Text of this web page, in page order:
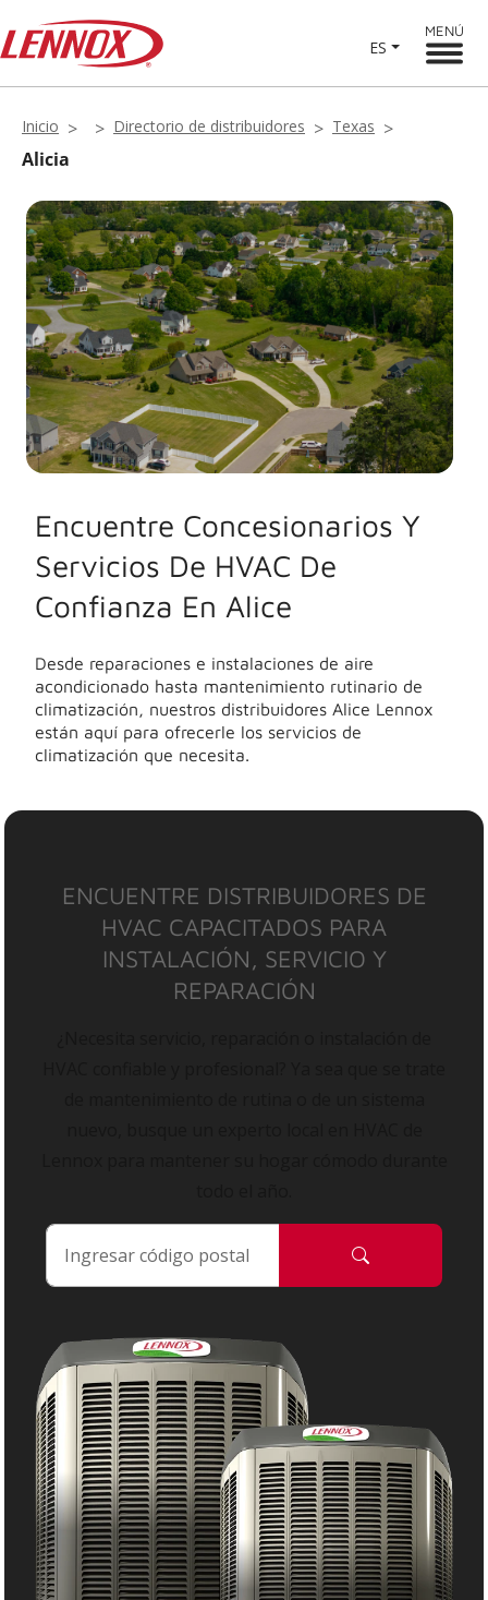
ES
MENÚ
Inicio Directorio de distribuidores Texas
Alicia
Encuentre Concesionarios Y
Servicios De HVAC De
Confianza En Alice
Desde reparaciones e instalaciones de aire
acondicionado hasta mantenimiento rutinario de
climatización, nuestros distribuidores Alice Lennox
están aquí para ofrecerle los servicios de
climatización que necesita.
ENCUENTRE DISTRIBUIDORES DE
HVAC CAPACITADOS PARA
INSTALACIÓN, SERVICIO Y
REPARACIÓN